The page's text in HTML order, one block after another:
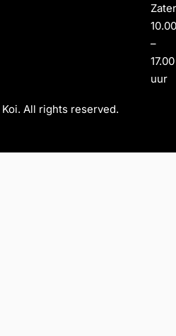
–
17.00
uur
All rights reserved.